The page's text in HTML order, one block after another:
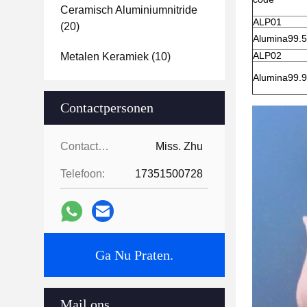
Ceramisch Aluminiumnitride
(20)
Metalen Keramiek (10)
Contactpersonen
Contactpersonen: Miss. Zhu
Telefoon: 17351500728
Ga Nu Praten.
ALP01
ALP02